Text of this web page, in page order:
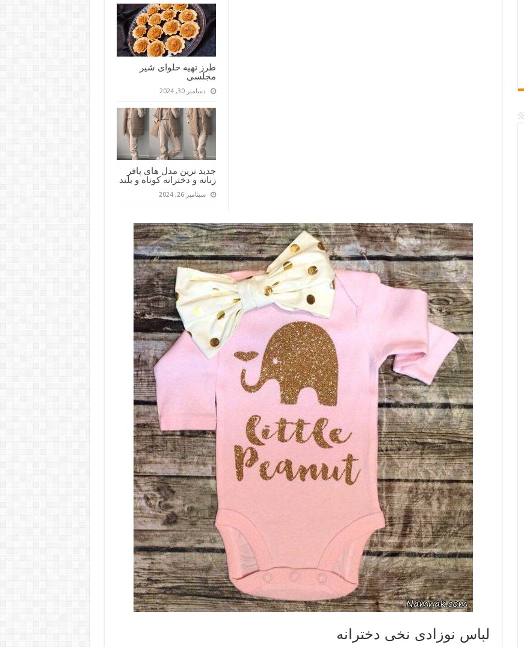
طرز تهیه حلوای شیر
مجلسی
دسامبر 30, 2024
جدید ترین مدل های پافر
زنانه و دخترانه کوتاه و بلند
سپتامبر 26, 2024
لباس نوزادی نخی دخترانه